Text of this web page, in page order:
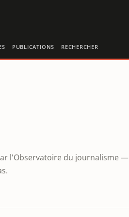
PUBLICATIONS RECHERCHER
l'Observatoire du journalisme —